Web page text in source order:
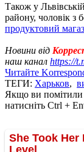
Також у
району, чоловік з
продуктовий
Новини від
наш канал https://
Читайте
ТЕГИ: Харьков,
Якщо ви помітили
натисніть Ctrl +